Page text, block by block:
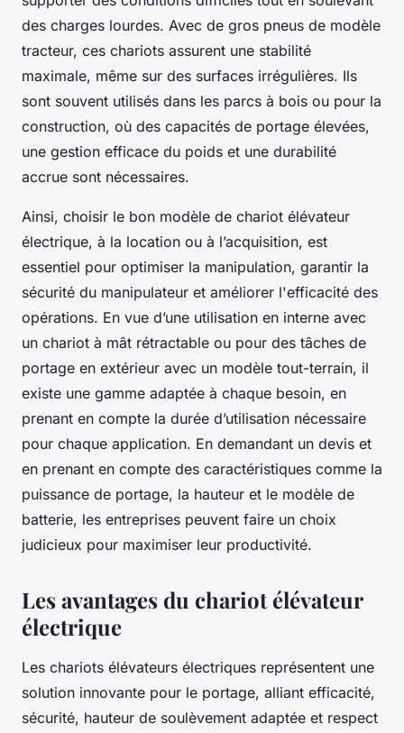
des charges lourdes. Avec de gros pneus de modèle
tracteur, ces chariots assurent une stabilité
maximale, même sur des surfaces irrégulières. Ils
sont souvent utilisés dans les parcs à bois ou pour la
construction, où des capacités de portage élevées,
une gestion efficace du poids et une durabilité
accrue sont nécessaires.
Ainsi, choisir le bon modèle de chariot élévateur
électrique, à la location ou à l’acquisition, est
essentiel pour optimiser la manipulation, garantir la
sécurité du manipulateur et améliorer l'efficacité des
opérations. En vue d’une utilisation en interne avec
un chariot à mât rétractable ou pour des tâches de
portage en extérieur avec un modèle tout-terrain, il
existe une gamme adaptée à chaque besoin, en
prenant en compte la durée d’utilisation nécessaire
pour chaque application. En demandant un devis et
en prenant en compte des caractéristiques comme la
puissance de portage, la hauteur et le modèle de
batterie, les entreprises peuvent faire un choix
judicieux pour maximiser leur productivité.
Les avantages du chariot élévateur
électrique
Les chariots élévateurs électriques représentent une
solution innovante pour le portage, alliant efficacité,
sécurité, hauteur de soulèvement adaptée et respect